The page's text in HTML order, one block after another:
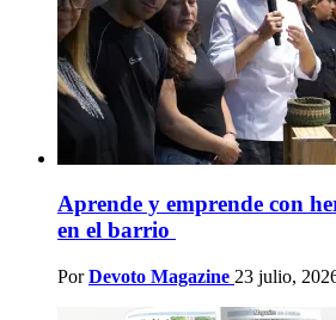
Aprende y emprende con
en el barrio
Por Devoto Magazine 23 julio,